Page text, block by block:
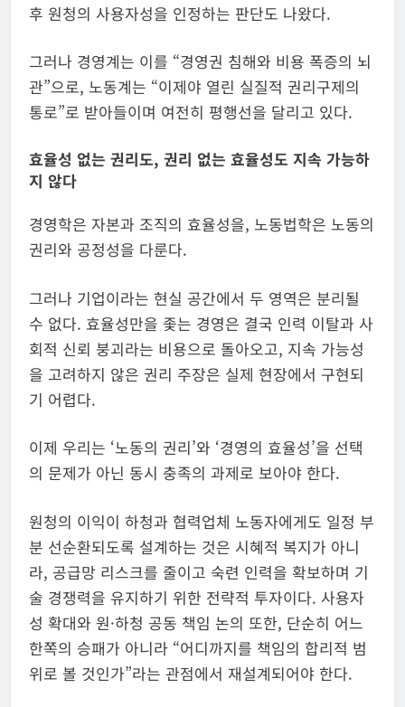
후 원청의 사용자성을 인정하는 판단도 나왔다.
그러나 경영계는 이를 “경영권 침해와 비용 폭증의 뇌
관”으로, 노동계는 “이제야 열린 실질적 권리구제의
통로”로 받아들이며 여전히 평행선을 달리고 있다.
효율성 없는 권리도, 권리 없는 효율성도 지속 가능하
지 않다
​경영학은 자본과 조직의 효율성을, 노동법학은 노동의
권리와 공정성을 다룬다.
그러나 기업이라는 현실 공간에서 두 영역은 분리될
수 없다. 효율성만을 좇는 경영은 결국 인력 이탈과 사
회적 신뢰 붕괴라는 비용으로 돌아오고, 지속 가능성
을 고려하지 않은 권리 주장은 실제 현장에서 구현되
기 어렵다.
이제 우리는 ‘노동의 권리’와 ‘경영의 효율성’을 선택
의 문제가 아닌 동시 충족의 과제로 보아야 한다.
원청의 이익이 하청과 협력업체 노동자에게도 일정 부
분 선순환되도록 설계하는 것은 시혜적 복지가 아니
라, 공급망 리스크를 줄이고 숙련 인력을 확보하며 기
술 경쟁력을 유지하기 위한 전략적 투자이다. 사용자
성 확대와 원·하청 공동 책임 논의 또한, 단순히 어느
한쪽의 승패가 아니라 “어디까지를 책임의 합리적 범
위로 볼 것인가”라는 관점에서 재설계되어야 한다.